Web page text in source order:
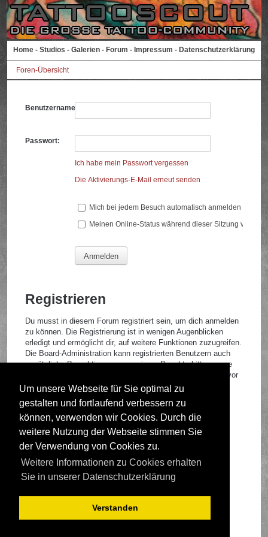
Um unsere Webseite für Sie optimal zu
gestalten und fortlaufend verbessern zu
können, verwenden wir Cookies. Durch die
weitere Nutzung der Webseite stimmen Sie
der Verwendung von Cookies zu.
Weitere Informationen zu Cookies erhalten
Sie in unserer Datenschutzerklärung
Verstanden
Home - Studios - Galerien - Forum - Impressum - Datenschutzerklärung
Foren-Übersicht
Benutzername:
Passwort:
Ich habe mein Passwort vergessen
Die Aktivierungs-E-Mail erneut senden
Mich bei jedem Besuch automatisch anmelden
Meinen Online-Status während dieser Sitzung
Registrieren
Du musst in diesem Forum registriert sein, um dich anmelden
zu können. Die Registrierung ist in wenigen Augenblicken
erledigt und ermöglicht dir, auf weitere Funktionen zuzugreifen.
Die Board-Administration kann registrierten Benutzern auch
zusätzliche Berechtigungen zuweisen. Beachte bitte unsere
Nutzungsbedingungen und die verwandten Regelungen, bevor
du dich registrierst. Bitte beachte auch die jeweiligen
Forenregeln, wenn du dich in diesem Board bewegst.
Nutzungsbedingungen|Datenschutzrichtlinie
Registrieren
Foren-Übersicht
Deutsche Übersetzung durchphpBB.de